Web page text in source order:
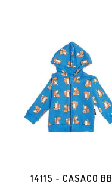
14115 - CASACO BB